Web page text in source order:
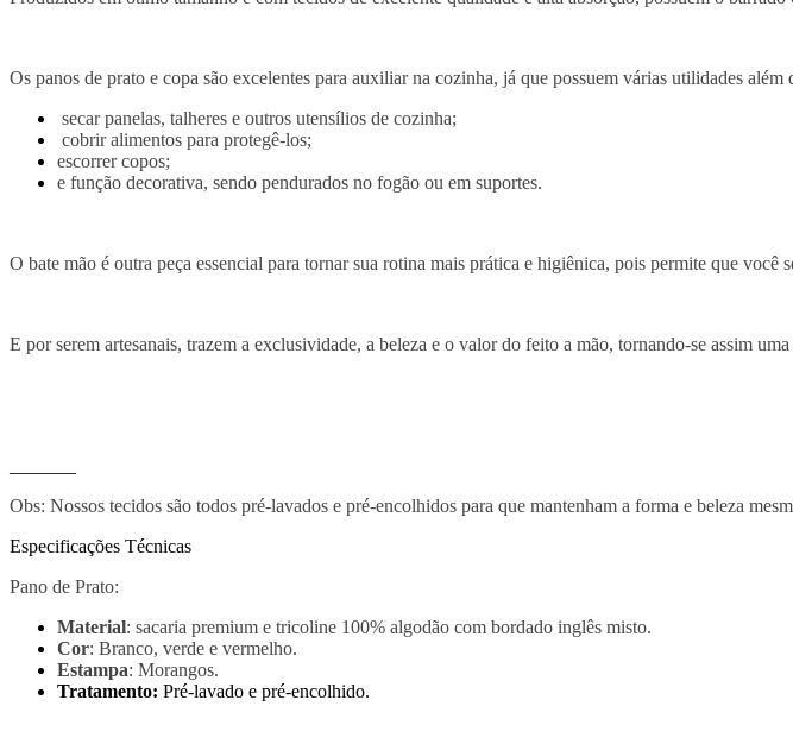
Os panos de prato e copa são excelentes para auxiliar na cozinha, já que possuem várias utilidades
secar panelas, talheres e outros utensílios de cozinha;
cobrir alimentos para protegê-los;
escorrer copos;
e função decorativa, sendo pendurados no fogão ou em suportes.
O bate mão é outra peça essencial para tornar sua rotina mais prática e higiênica, pois permite que
E por serem artesanais, trazem a exclusividade, a beleza e o valor do feito a mão, tornando-se assim
Obs: Nossos tecidos são todos pré-lavados e pré-encolhidos para que mantenham a forma e beleza
Especificações Técnicas
Pano de Prato:
Material: sacaria premium e tricoline 100% algodão com bordado inglês misto.
Cor: Branco, verde e vermelho.
Estampa: Morangos.
Tratamento: Pré-lavado e pré-encolhido.